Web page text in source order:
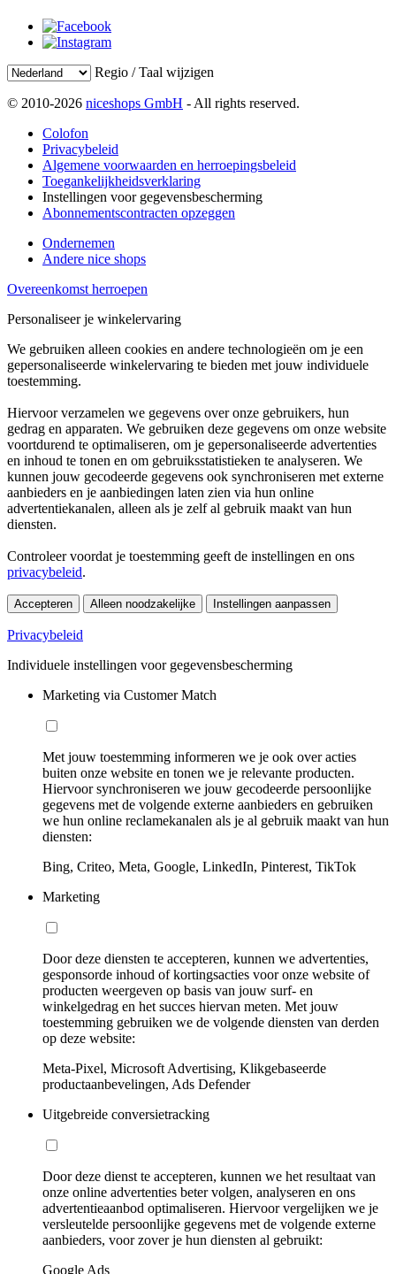
Regio / Taal wijzigen
© 2010-2026 niceshops GmbH - All rights reserved.
Colofon
Privacybeleid
Algemene voorwaarden en herroepingsbeleid
Toegankelijkheidsverklaring
Instellingen voor gegevensbescherming
Abonnementscontracten opzeggen
Ondernemen
Andere nice shops
Overeenkomst herroepen
Personaliseer je winkelervaring
We gebruiken alleen cookies en andere technologieën om je een
gepersonaliseerde winkelervaring te bieden met jouw individuele
toestemming.
Hiervoor verzamelen we gegevens over onze gebruikers, hun
gedrag en apparaten. We gebruiken deze gegevens om onze website
voortdurend te optimaliseren, om je gepersonaliseerde advertenties
en inhoud te tonen en om gebruiksstatistieken te analyseren. We
kunnen jouw gecodeerde gegevens ook synchroniseren met externe
aanbieders en je aanbiedingen laten zien via hun online
advertentiekanalen, alleen als je zelf al gebruik maakt van hun
diensten.
Controleer voordat je toestemming geeft de instellingen en ons
privacybeleid.
Accepteren Alleen noodzakelijke Instellingen aanpassen
Privacybeleid
Individuele instellingen voor gegevensbescherming
Marketing via Customer Match
Met jouw toestemming informeren we je ook over acties
buiten onze website en tonen we je relevante producten.
Hiervoor synchroniseren we jouw gecodeerde persoonlijke
gegevens met de volgende externe aanbieders en gebruiken
we hun online reclamekanalen als je al gebruik maakt van hun
diensten:
Bing, Criteo, Meta, Google, LinkedIn, Pinterest, TikTok
Marketing
Door deze diensten te accepteren, kunnen we advertenties,
gesponsorde inhoud of kortingsacties voor onze website of
producten weergeven op basis van jouw surf- en
winkelgedrag en het succes hiervan meten. Met jouw
toestemming gebruiken we de volgende diensten van derden
op deze website:
Meta-Pixel, Microsoft Advertising, Klikgebaseerde
productaanbevelingen, Ads Defender
Uitgebreide conversietracking
Door deze dienst te accepteren, kunnen we het resultaat van
onze online advertenties beter volgen, analyseren en ons
advertentieaanbod optimaliseren. Hiervoor vergelijken we je
versleutelde persoonlijke gegevens met de volgende externe
aanbieders, voor zover je hun diensten al gebruikt:
Google Ads